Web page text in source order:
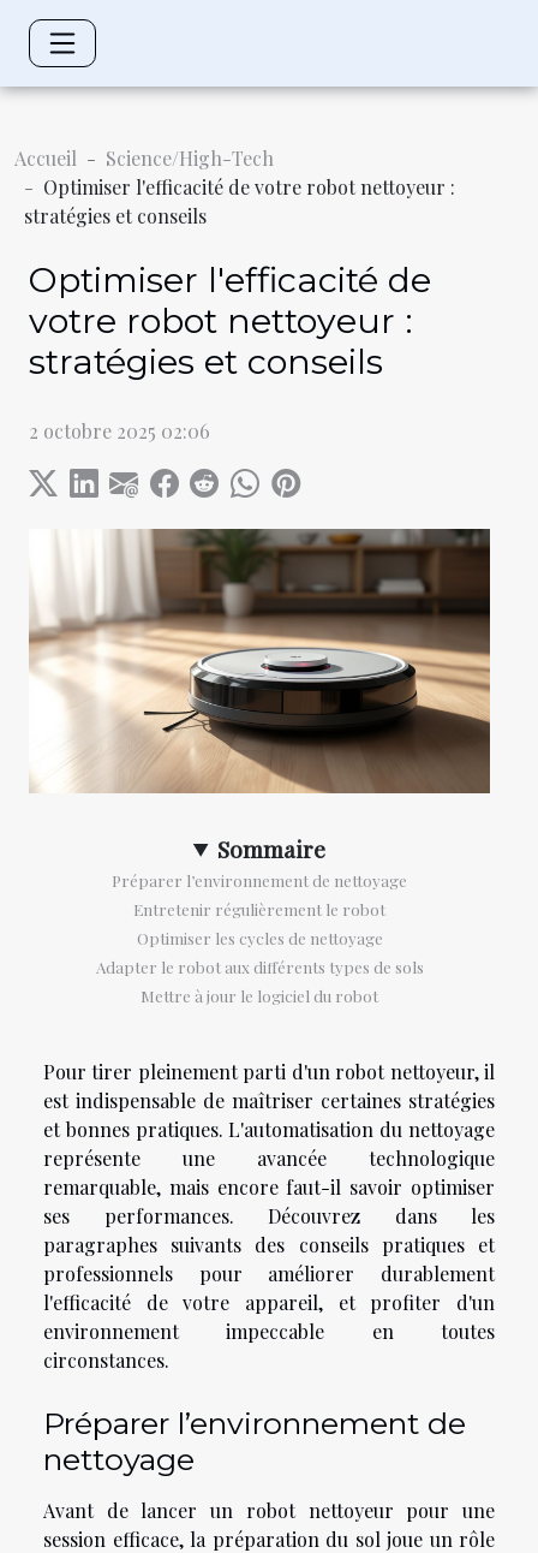
Accueil
Science/High-Tech
Optimiser l'efficacité de votre robot nettoyeur :
stratégies et conseils
Optimiser l'efficacité de
votre robot nettoyeur :
stratégies et conseils
2 octobre 2025 02:06
Sommaire
Préparer l’environnement de nettoyage
Entretenir régulièrement le robot
Optimiser les cycles de nettoyage
Adapter le robot aux différents types de sols
Mettre à jour le logiciel du robot
Pour tirer pleinement parti d'un robot nettoyeur, il
est indispensable de maîtriser certaines stratégies
et bonnes pratiques. L'automatisation du nettoyage
représente une avancée technologique
remarquable, mais encore faut-il savoir optimiser
ses performances. Découvrez dans les
paragraphes suivants des conseils pratiques et
professionnels pour améliorer durablement
l'efficacité de votre appareil, et profiter d'un
environnement impeccable en toutes
circonstances.
Préparer l’environnement de
nettoyage
Avant de lancer un robot nettoyeur pour une
session efficace, la préparation du sol joue un rôle